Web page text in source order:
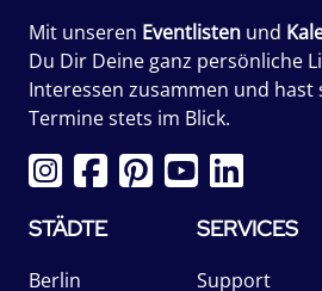
Mit unseren Eventlisten und
Du Dir Deine ganz persönliche
Interessen zusammen und hast
Termine stets im Blick.
STÄDTE
Berlin
SERVICES
Support